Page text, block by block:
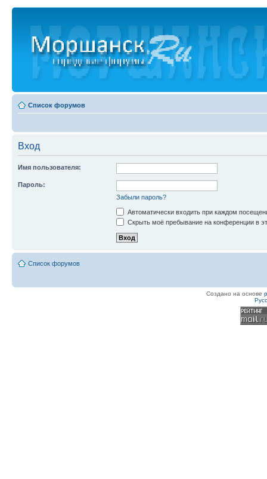
Список форумов
Вход
Имя пользователя:
Пароль:
Забыли пароль?
Автоматически входить при каждом
Скрыть моё пребывание на конференции в
Список форумов
Создано на основе